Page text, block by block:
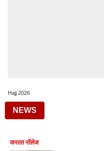
Hajj 2026
NEWS
जनरल नॉलेज